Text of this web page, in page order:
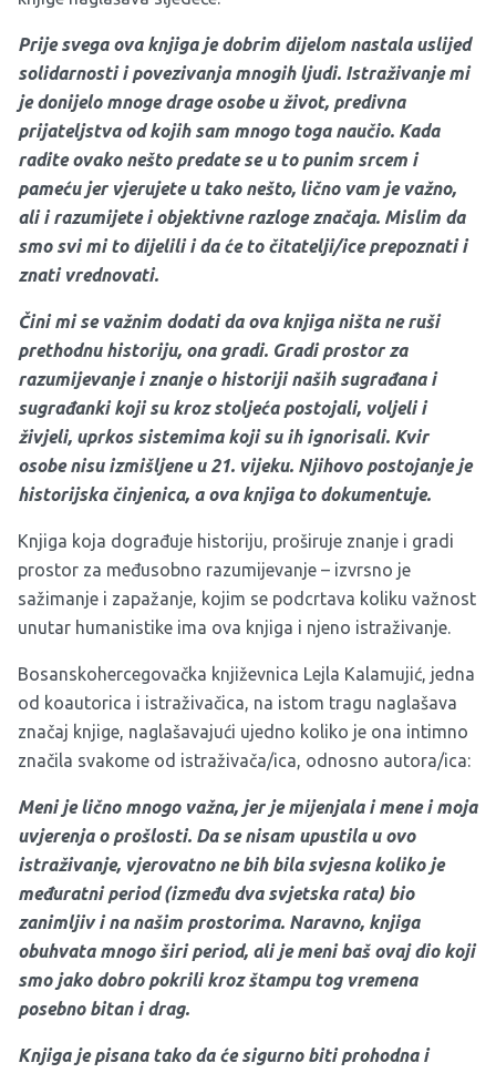
Prije svega ova knjiga je dobrim dijelom nastala uslijed
solidarnosti i povezivanja mnogih ljudi. Istraživanje mi
je donijelo mnoge drage osobe u život, predivna
prijateljstva od kojih sam mnogo toga naučio. Kada
radite ovako nešto predate se u to punim srcem i
pameću jer vjerujete u tako nešto, lično vam je važno,
ali i razumijete i objektivne razloge značaja. Mislim da
smo svi mi to dijelili i da će to čitatelji/ice prepoznati i
znati vrednovati.
Čini mi se važnim dodati da ova knjiga ništa ne ruši
prethodnu historiju, ona gradi. Gradi prostor za
razumijevanje i znanje o historiji naših sugrađana i
sugrađanki koji su kroz stoljeća postojali, voljeli i
živjeli, uprkos sistemima koji su ih ignorisali. Kvir
osobe nisu izmišljene u 21. vijeku. Njihovo postojanje je
historijska činjenica, a ova knjiga to dokumentuje.
Knjiga koja dograđuje historiju, proširuje znanje i gradi
prostor za međusobno razumijevanje – izvrsno je
sažimanje i zapažanje, kojim se podcrtava koliku važnost
unutar humanistike ima ova knjiga i njeno istraživanje.
Bosanskohercegovačka književnica Lejla Kalamujić, jedna
od koautorica i istraživačica, na istom tragu naglašava
značaj knjige, naglašavajući ujedno koliko je ona intimno
značila svakome od istraživača/ica, odnosno autora/ica:
Meni je lično mnogo važna, jer je mijenjala i mene i moja
uvjerenja o prošlosti. Da se nisam upustila u ovo
istraživanje, vjerovatno ne bih bila svjesna koliko je
međuratni period (između dva svjetska rata) bio
zanimljiv i na našim prostorima. Naravno, knjiga
obuhvata mnogo širi period, ali je meni baš ovaj dio koji
smo jako dobro pokrili kroz štampu tog vremena
posebno bitan i drag.
Knjiga je pisana tako da će sigurno biti prohodna i